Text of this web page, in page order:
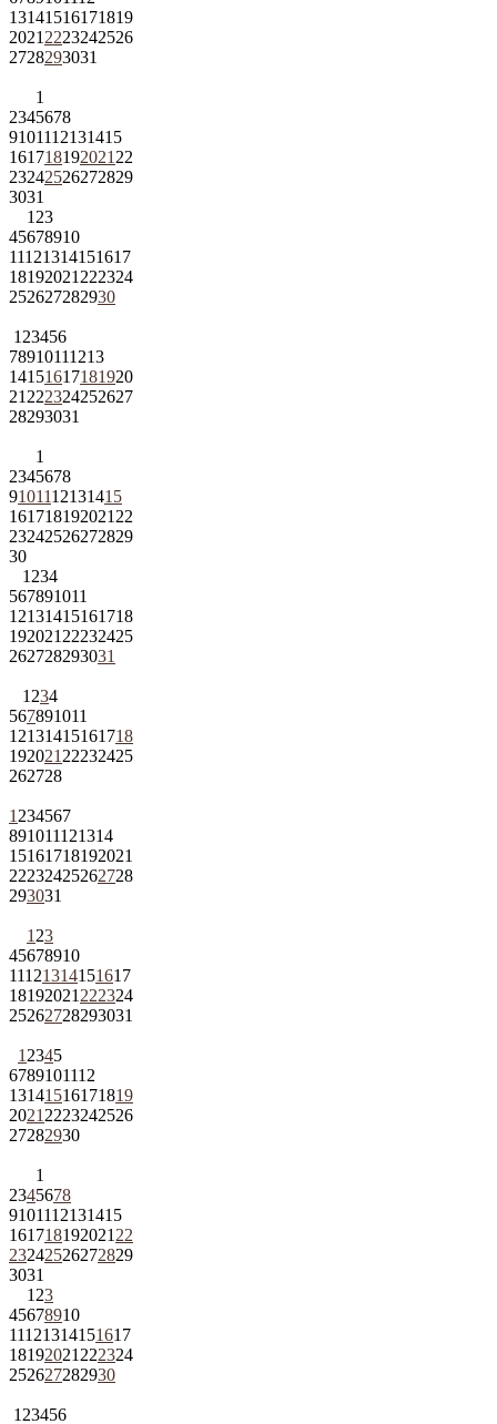
13141516171819
2021 2223242526
2728293031
1
2345678
9101112131415
161718192021 22
23242526272829
3031
1 23
45678910
11121314151617
18192021 222324
252627282930
1 23456
78910111213
14151617181920
21 222324252627
28293031
1
2345678
9101112131415
161718192021 22
23242526272829
30
1 234
567891011
12131415161718
192021 22232425
262728293031
1 234
567891011
12131415161718
192021 22232425
262728
1 234567
891011121314
15161718192021
22232425262728
293031
1 23
45678910
11121314151617
18192021 222324
25262728293031
1 2345
6789101112
13141516171819
2021 2223242526
27282930
1
2345678
9101112131415
161718192021 22
23242526272829
3031
1 23
45678910
11121314151617
18192021 222324
252627282930
1 23456